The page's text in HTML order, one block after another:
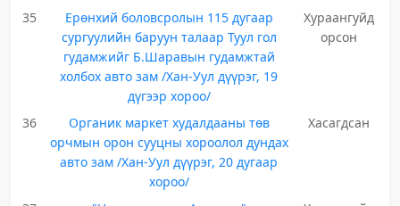
35
Ерөнхий боловсролын 115 дугаар
сургуулийн баруун талаар Туул гол
гудамжийг Б.Шаравын гудамжтай
холбох авто зам /Хан-Уул дүүрэг, 19
дүгээр хороо/
Хураангуйд
орсон
36
Органик маркет худалдааны төв
орчмын орон сууцны хороолол дундах
авто зам /Хан-Уул дүүрэг, 20 дугаар
хороо/
Хасагдсан